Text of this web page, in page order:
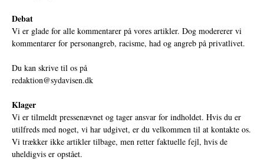
Debat
Vi er glade for alle kommentarer på vores artikler. Dog modererer vi
kommentarer for personangreb, racisme, had og angreb på privatlivet.
Du kan skrive til os på
redaktion@sydavisen.dk
Klager
Vi er tilmeldt pressenævnet og tager ansvar for indholdet. Hvis du er
utilfreds med noget, vi har udgivet, er du velkommen til at kontakte os.
Vi trækker ikke artikler tilbage, men retter faktuelle fejl, hvis de
uheldigvis er opstået.